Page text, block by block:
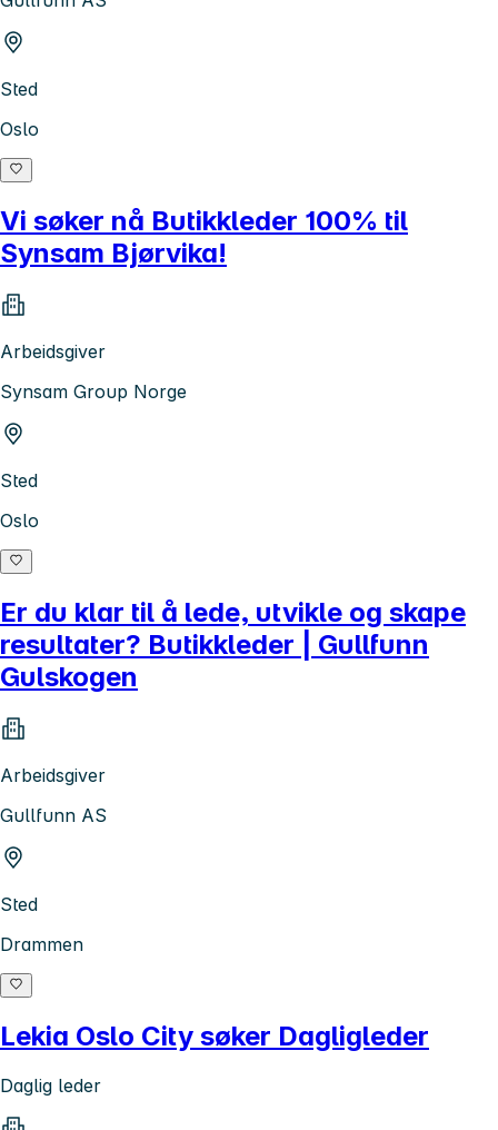
Sted
Oslo
Vi søker nå Butikkleder 100% til
Synsam Bjørvika!
Arbeidsgiver
Synsam Group Norge
Sted
Oslo
Er du klar til å lede, utvikle og skape
resultater? Butikkleder | Gullfunn
Gulskogen
Arbeidsgiver
Gullfunn AS
Sted
Drammen
Lekia Oslo City søker Dagligleder
Daglig leder